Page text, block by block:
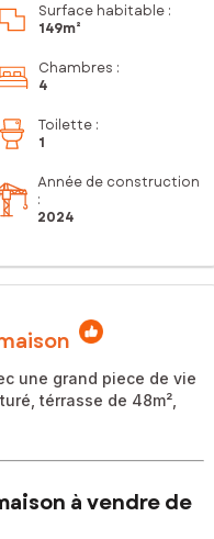
Surface habitable :
149m²
Chambres :
4
Toilette :
1
Année de construction
:
2024
une grand piece de vie
térrasse de 48m²,
à vendre de